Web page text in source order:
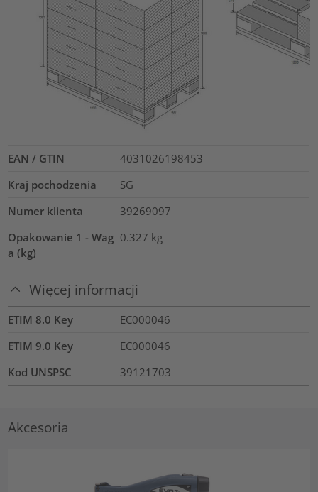
EAN / GTIN
4031026198453
Kraj pochodzenia
SG
Numer klienta
39269097
Opakowanie 1 - Wag
a (kg)
0.327 kg
Więcej informacji
ETIM 8.0 Key
EC000046
ETIM 9.0 Key
EC000046
Kod UNSPSC
39121703
Akcesoria